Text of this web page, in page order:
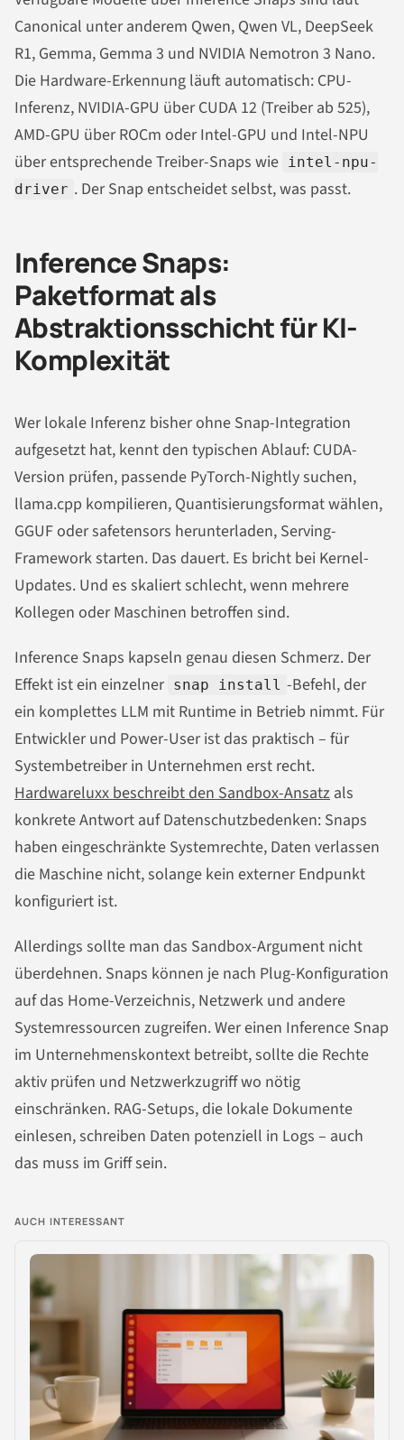
Canonical unter anderem Qwen, Qwen VL, DeepSeek
R1, Gemma, Gemma 3 und NVIDIA Nemotron 3 Nano.
Die Hardware-Erkennung läuft automatisch: CPU-
Inferenz, NVIDIA-GPU über CUDA 12 (Treiber ab 525),
AMD-GPU über ROCm oder Intel-GPU und Intel-NPU
über entsprechende Treiber-Snaps wie intel-npu-
driver . Der Snap entscheidet selbst, was passt.
Inference Snaps:
Paketformat als
Abstraktionsschicht für KI-
Komplexität
Wer lokale Inferenz bisher ohne Snap-Integration
aufgesetzt hat, kennt den typischen Ablauf: CUDA-
Version prüfen, passende PyTorch-Nightly suchen,
llama.cpp kompilieren, Quantisierungsformat wählen,
GGUF oder safetensors herunterladen, Serving-
Framework starten. Das dauert. Es bricht bei Kernel-
Updates. Und es skaliert schlecht, wenn mehrere
Kollegen oder Maschinen betroffen sind.
Inference Snaps kapseln genau diesen Schmerz. Der
Effekt ist ein einzelner snap install -Befehl, der
ein komplettes LLM mit Runtime in Betrieb nimmt. Für
Entwickler und Power-User ist das praktisch – für
Systembetreiber in Unternehmen erst recht.
Hardwareluxx beschreibt den Sandbox-Ansatz als
konkrete Antwort auf Datenschutzbedenken: Snaps
haben eingeschränkte Systemrechte, Daten verlassen
die Maschine nicht, solange kein externer Endpunkt
konfiguriert ist.
Allerdings sollte man das Sandbox-Argument nicht
überdehnen. Snaps können je nach Plug-Konfiguration
auf das Home-Verzeichnis, Netzwerk und andere
Systemressourcen zugreifen. Wer einen Inference Snap
im Unternehmenskontext betreibt, sollte die Rechte
aktiv prüfen und Netzwerkzugriff wo nötig
einschränken. RAG-Setups, die lokale Dokumente
einlesen, schreiben Daten potenziell in Logs – auch
das muss im Griff sein.
AUCH INTERESSANT